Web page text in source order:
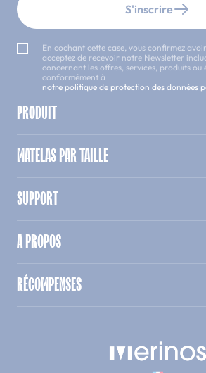
S'inscrire
En cochant cette case, vous confirmez
acceptez de recevoir notre Newsletter
concernant les offres, services, produits ou
conformément à
notre politique de protection des données
PRODUIT
MATELAS PAR TAILLE
SUPPORT
A PROPOS
RÉCOMPENSES